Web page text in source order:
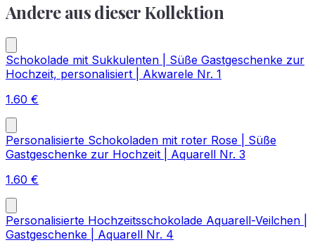
Andere aus dieser Kollektion
Schokolade mit Sukkulenten | Süße Gastgeschenke zur
Hochzeit, personalisiert | Akwarele Nr. 1
1.60 €
Personalisierte Schokoladen mit roter Rose | Süße
Gastgeschenke zur Hochzeit | Aquarell Nr. 3
1.60 €
Personalisierte Hochzeitsschokolade Aquarell-Veilchen |
Gastgeschenke | Aquarell Nr. 4